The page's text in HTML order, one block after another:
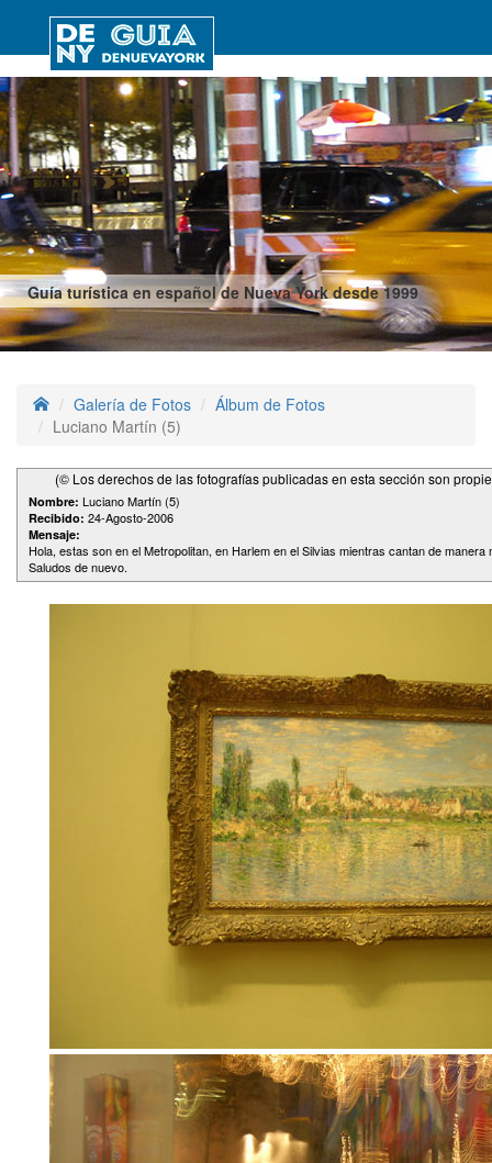
Guía turística en español de Nueva York desde 1999
Galería de Fotos
Álbum de Fotos
Luciano Martín (5)
(© Los derechos de las fotografías publicadas en esta sección son
Nombre: Luciano Martín (5)
Recibido: 24-Agosto-2006
Mensaje:
Hola, estas son en el Metropolitan, en Harlem en el Silvias mientras cantan de manera
Saludos de nuevo.